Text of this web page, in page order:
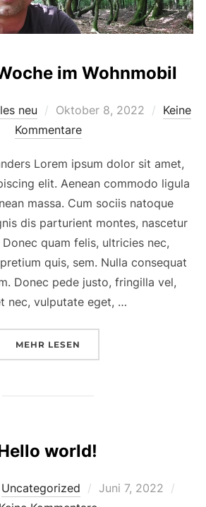
im Wohnmobil
neu Oktober 8, 2022
Keine
Kommentare
Lorem ipsum dolor sit amet,
elit. Aenean commodo ligula
massa. Cum sociis natoque
dis parturient montes, nascetur
quam felis, ultricies nec,
quis, sem. Nulla consequat
Donec pede justo, fringilla vel,
nec, vulputate eget, …
MEHR LESEN
world!
Uncategorized
Juni 7, 2022